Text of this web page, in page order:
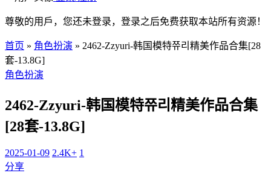
尊敬的用戶，您还未登录，登录之后免费获取本站所有资源！
首页 » 角色扮演 » 2462-Zzyuri-韩国模特쮸리精美作品合集[28
套-13.8G]
角色扮演
2462-Zzyuri-韩国模特쮸리精美作品合集
[28套-13.8G]
2025-01-09 2.4K+ 1
分享